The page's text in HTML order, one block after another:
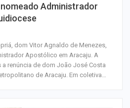
Administrador
dom Vitor Agnaldo de Menezes,
Apostólico em Aracaju. A
renúncia de dom João José Costa
de Aracaju. Em coletiva…